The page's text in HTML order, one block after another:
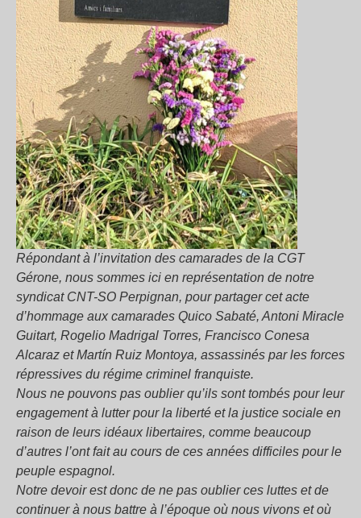
Répondant à l’invitation des camarades de la CGT
Gérone, nous sommes ici en représentation de notre
syndicat CNT-SO Perpignan, pour partager cet acte
d’hommage aux camarades Quico Sabaté, Antoni Miracle
Guitart, Rogelio Madrigal Torres, Francisco Conesa
Alcaraz et Martín Ruiz Montoya, assassinés par les forces
répressives du régime criminel franquiste.
Nous ne pouvons pas oublier qu’ils sont tombés pour leur
engagement à lutter pour la liberté et la justice sociale en
raison de leurs idéaux libertaires, comme beaucoup
d’autres l’ont fait au cours de ces années difficiles pour le
peuple espagnol.
Notre devoir est donc de ne pas oublier ces luttes et de
continuer à nous battre à l’époque où nous vivons et où